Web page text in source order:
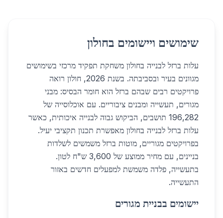
שימושים ויישומים בחולון
עלות ברזל לבנייה בחולון משחקת תפקיד מרכזי בשימושים
מגוונים בעיר ובסביבתה. בשנת 2026, חולון רואה
פרויקטים רבים שבהם ברזל הוא חומר הבסיס: מבני
מגורים, תעשייה ומבנים ציבוריים. עם אוכלוסייה של
196,282 תושבים, הביקוש גבוה לבנייה איכותית, כאשר
עלות ברזל לבנייה בחולון מאפשרת תכנון תקציבי יעיל.
בפרויקטים מגוריים, מוטות ברזל משמשים לשלדות
בניינים, עם מחיר ממוצע של 3,600 ש"ח לטון.
בתעשייה, פלדה משמשת למפעלים חדשים באזור
התעשייה.
יישומים בבניית מגורים